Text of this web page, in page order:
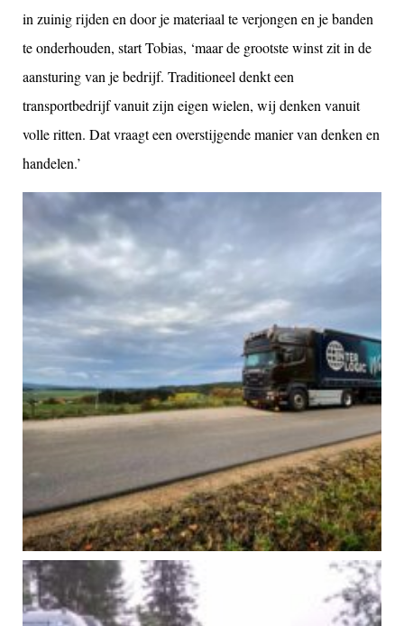
in zuinig rijden en door je materiaal te verjongen en je banden
te onderhouden, start Tobias, ‘maar de grootste winst zit in de
aansturing van je bedrijf. Traditioneel denkt een
transportbedrijf vanuit zijn eigen wielen, wij denken vanuit
volle ritten. Dat vraagt een overstijgende manier van denken en
handelen.’